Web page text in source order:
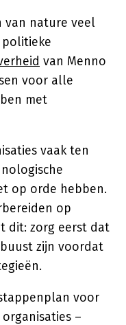
van nature veel
van Menno
voor alle
met
vaak ten
op orde hebben.
op
dit: zorg eerst dat
zijn voordat
voor
–